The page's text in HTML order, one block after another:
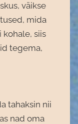
väikse
mida
siis
tegema,
tahaksin nii
nad oma